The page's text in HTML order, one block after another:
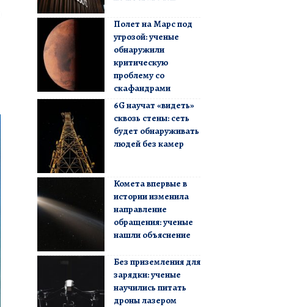
Полет на Марс под
угрозой: ученые
обнаружили
критическую
проблему со
скафандрами
6G научат «видеть»
сквозь стены: сеть
будет обнаруживать
людей без камер
Комета впервые в
истории изменила
направление
обращения: ученые
нашли объяснение
Без приземления для
зарядки: ученые
научились питать
дроны лазером